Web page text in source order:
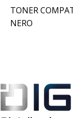
TONER
NERO